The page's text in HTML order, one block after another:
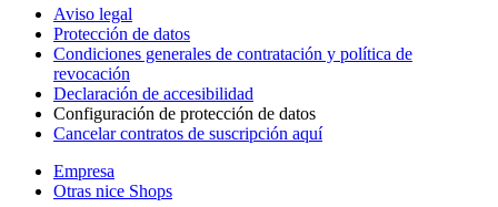
Aviso legal
Protección de datos
Condiciones generales de contratación y política de
revocación
Declaración de accesibilidad
Configuración de protección de datos
Cancelar contratos de suscripción aquí
Empresa
Otras nice Shops